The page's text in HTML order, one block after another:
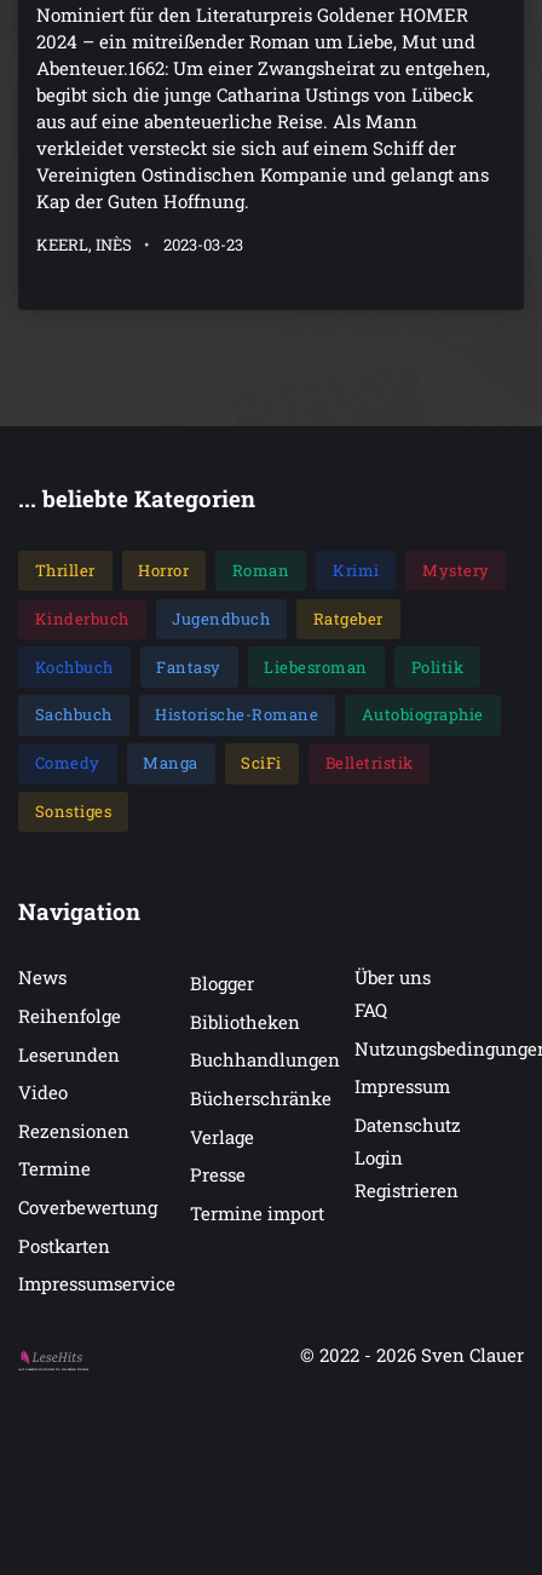
Nominiert für den Literaturpreis Goldener HOMER
2024 – ein mitreißender Roman um Liebe, Mut und
Abenteuer.1662: Um einer Zwangsheirat zu entgehen,
begibt sich die junge Catharina Ustings von Lübeck
aus auf eine abenteuerliche Reise. Als Mann
verkleidet versteckt sie sich auf einem Schiff der
Vereinigten Ostindischen Kompanie und gelangt ans
Kap der Guten Hoffnung.
KEERL, INÈS 2023-03-23
... beliebte Kategorien
Thriller Horror Roman Krimi Mystery
Kinderbuch Jugendbuch Ratgeber
Kochbuch Fantasy Liebesroman Politik
Sachbuch Historische-Romane Autobiographie
Comedy Manga SciFi Belletristik
Sonstiges
Navigation
News
Reihenfolge
Leserunden
Video
Rezensionen
Termine
Coverbewertung
Postkarten
Impressumservice
Blogger
Bibliotheken
Buchhandlungen
Bücherschränke
Verlage
Presse
Termine import
Über uns
FAQ
Impressum
Datenschutz
Login
Registrieren
Auf LeseHits.de findest Du die besten Bücher.
© 2022 - 2026 Sven Clauer